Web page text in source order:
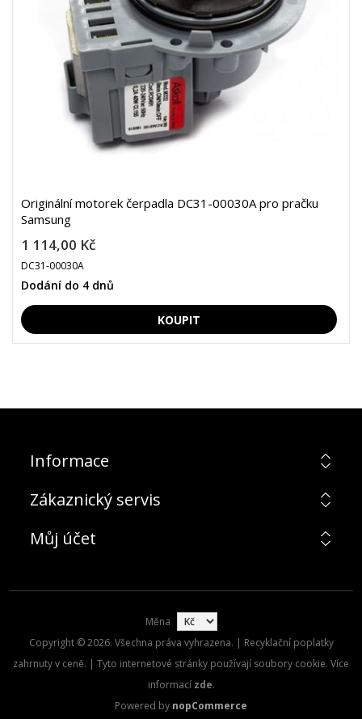
Originální motorek čerpadla DC31-00030A pro pračku
Samsung
1 114,00 Kč
DC31-00030A
Dodání do 4 dnů
Informace
Zákaznický servis
Můj účet
Měna
Copyright © 2026. Všechna práva vyhrazena. | Recyklační poplatky
zahrnuty v ceně. | Tyto internetové stránky používají soubory cookie. Více
informací zde.
Powered by nopCommerce